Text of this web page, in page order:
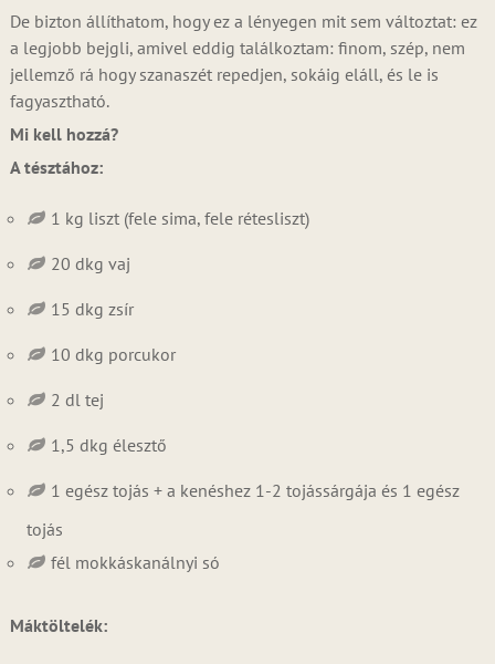
De bizton állíthatom, hogy ez a lényegen mit sem változtat: ez
a legjobb bejgli, amivel eddig találkoztam: finom, szép, nem
jellemző rá hogy szanaszét repedjen, sokáig eláll, és le is
fagyasztható.
Mi kell hozzá?
A tésztához:
1 kg liszt (fele sima, fele rétesliszt)
20 dkg vaj
15 dkg zsír
10 dkg porcukor
2 dl tej
1,5 dkg élesztő
1 egész tojás + a kenéshez 1-2 tojássárgája és 1 egész
tojás
fél mokkáskanálnyi só
Máktöltelék: